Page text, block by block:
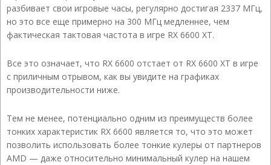
разбивает свои игровые часы, регулярно достигая 2337 МГц,
но это все еще примерно на 300 МГц медленнее, чем
фактическая тактовая частота в игре RX 6600 XT.
Все это означает, что RX 6600 отстает от RX 6600 XT в игре
с приличным отрывом, как вы увидите на графиках
производительности ниже.
Тем не менее, потенциально одним из преимуществ более
тонких характеристик RX 6600 является то, что это может
позволить использовать более тонкие кулеры от партнеров
AMD — даже относительно минимальный кулер на нашем